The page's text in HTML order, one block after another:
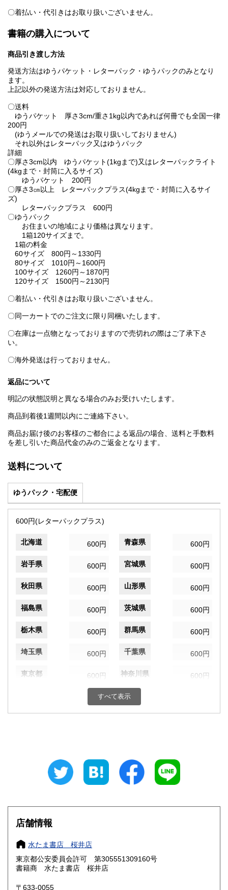
〇着払い・代引きはお取り扱いございません。
書籍の購入について
商品引き渡し方法
発送方法はゆうパケット・レターパック・ゆうパックのみとなり
ます。
上記以外の発送方法は対応しておりません。
〇送料
ゆうパケット 厚さ3cm/重さ1kg以内であれば何冊でも全国一律
200円
(ゆうメールでの発送はお取り扱いしておりません)
それ以外はレターパック又はゆうパック
詳細
〇厚さ3cm以内 ゆうパケット(1kgまで)又はレターパックライト
(4kgまで・封筒に入るサイズ)
ゆうパケット 200円
〇厚さ3㎝以上 レターパックプラス(4kgまで・封筒に入るサイ
ズ)
レターパックプラス 600円
〇ゆうパック
お住まいの地域により価格は異なります。
1箱120サイズまで。
1箱の料金
60サイズ 800円～1330円
80サイズ 1010円～1600円
100サイズ 1260円～1870円
120サイズ 1500円～2130円
〇着払い・代引きはお取り扱いございません。
〇同一カートでのご注文に限り同梱いたします。
〇在庫は一点物となっておりますので売切れの際はご了承下さ
い。
〇海外発送は行っておりません。
返品について
明記の状態説明と異なる場合のみお受けいたします。
商品到着後1週間以内にご連絡下さい。
商品お届け後のお客様のご都合による返品の場合、送料と手数料
を差し引いた商品代金のみのご返金となります。
送料について
ゆうパック・宅配便
600円(レターパックプラス)
北海道 600円 青森県 600円
岩手県 600円 宮城県 600円
秋田県 600円 山形県 600円
福島県 600円 茨城県 600円
栃木県 600円 群馬県 600円
埼玉県 600円 千葉県 600円
東京都 600円 神奈川県 600円
600円 富山県
静岡県
600円 三重県
滋賀県 600円 京都府 600円
大阪府
奈良県
鳥取県 600円
すべて表示
店舗情報
水たま書店 桜井店
東京都公安委員会許可 第305551309160号
書籍商 水たま書店 桜井店
〒633-0055